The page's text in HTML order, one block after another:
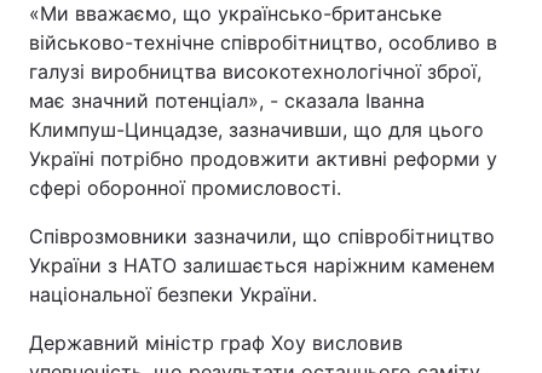
«Ми вважаємо, що українсько-британське
військово-технічне співробітництво, особливо в
галузі виробництва високотехнологічної зброї,
має значний потенціал», - сказала Іванна
Климпуш-Цинцадзе, зазначивши, що для цього
Україні потрібно продовжити активні реформи у
сфері оборонної промисловості.
Співрозмовники зазначили, що співробітництво
України з НАТО залишається наріжним каменем
національної безпеки України.
Державний міністр граф Хоу висловив